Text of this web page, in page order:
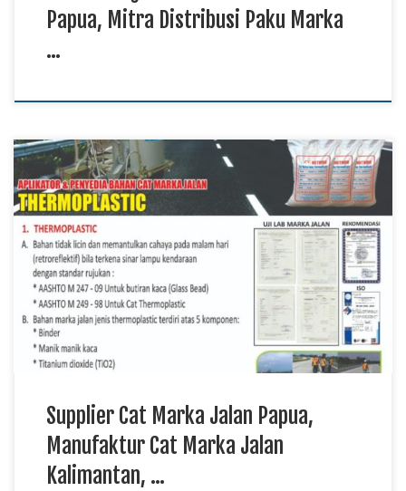
Papua, Mitra Distribusi Paku Marka
…
Supplier Cat Marka Jalan Papua, Manufaktur Cat Marka Jalan
Kalimantan, Pengadaan Cat Marka Jalan Sulawesi TKDN E
Katalog Supplier cat marka jalan menyediakan berbagai
kebutuhan material untuk mendukung pembangunan dan
pemeliharaan infrastruktur transportasi di berbagai daerah
Indonesia. Cat marka jalan digunakan pada jalan nasional,
kawasan industri, area parkir, pelabuhan, bandara, […]
Supplier Cat Marka Jalan Papua,
Manufaktur Cat Marka Jalan
Kalimantan, …